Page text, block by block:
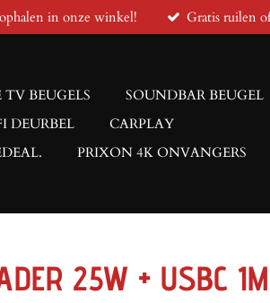
in onze winkel! Gratis ruilen
BEUGELS
SOUNDBAR BEUGEL
DEURBEL
CARPLAY
PRIXON 4K ONVANGERS
25W + USBC